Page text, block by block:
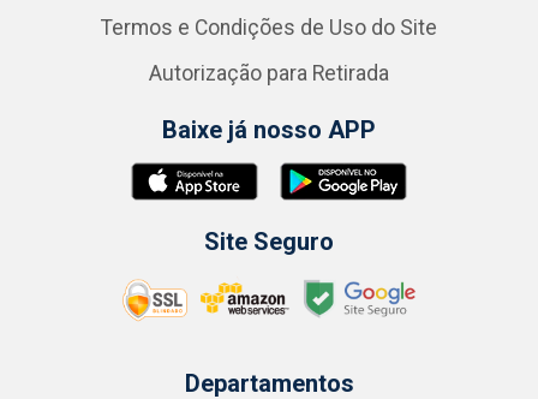
Termos e Condições de Uso do Site
Autorização para Retirada
Baixe já nosso APP
Site Seguro
Departamentos